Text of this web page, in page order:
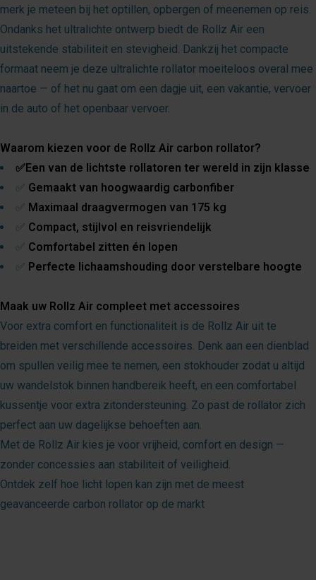
merk je meteen bij het optillen, opbergen of meenemen op reis.
Ondanks het ultralichte ontwerp biedt de Rollz Air een
uitstekende stabiliteit en stevigheid. Dankzij het compacte
formaat neem je deze ultralichte rollator moeiteloos overal mee
naartoe — of het nu gaat om een dagje uit, een vakantie, vervoer
in de auto of het openbaar vervoer.
Waarom kiezen voor de Rollz Air carbon rollator?
✅Een van de lichtste rollatoren ter wereld in zijn klasse
✅ Gemaakt van hoogwaardig carbonfiber
✅ Maximaal draagvermogen van 175 kg
✅ Compact, stijlvol en reisvriendelijk
✅ Comfortabel zitten én lopen
✅ Perfecte lichaamshouding door verstelbare hoogte
Maak uw Rollz Air compleet met accessoires
Voor extra comfort en functionaliteit is de Rollz Air uit te
breiden met verschillende accessoires. Denk aan een dienblad
om spullen veilig mee te nemen, een stokhouder zodat u altijd
uw wandelstok binnen handbereik heeft, en een comfortabel
kussentje voor extra zitondersteuning. Zo past de rollator zich
perfect aan uw dagelijkse behoeften aan.
Met de Rollz Air kies je voor vrijheid, comfort en design —
zonder concessies aan stabiliteit of veiligheid.
Ontdek zelf hoe licht lopen kan zijn met de meest
geavanceerde carbon rollator op de markt